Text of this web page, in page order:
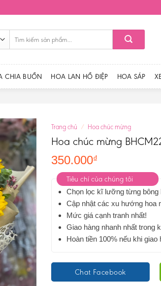
kiếm:
CHIA BUỒN HOA LAN HỒ ĐIỆP HOA SÁP
Trang chủ / Hoa chúc mừng
Hoa chúc mừng
350.000₫
Tiêu chí của chúng tôi
Chọn lọc kĩ lưỡng từng bông
Cập nhật các xu hướng hoa
Mức giá cạnh tranh nhất!
Giao hàng nhanh nhất trong
Hoàn tiền 100% nếu khi giao
Chat Facebook